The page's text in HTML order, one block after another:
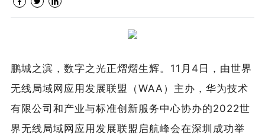
鹏城之滨，数字之光正熠熠生辉。11月4日，由世界
无线局域网应用发展联盟（WAA）主办，华为技术
有限公司和产业与标准创新服务中心协办的2022世
界无线局域网应用发展联盟启航峰会在深圳成功举